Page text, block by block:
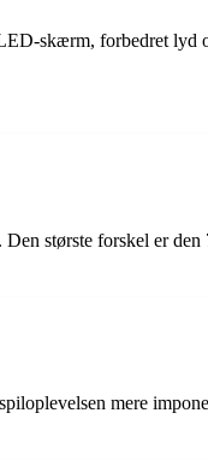
skærm, forbedret lyd
største forskel er
mere